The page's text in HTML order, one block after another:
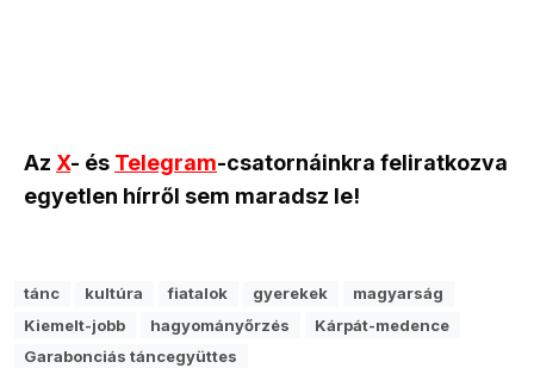
Az X- és Telegram-csatornáinkra feliratkozva
egyetlen hírről sem maradsz le!
tánc kultúra fiatalok gyerekek
magyarság
Kiemelt-jobb
hagyományőrzés
Kárpát-medence
Garabonciás táncegyüttes